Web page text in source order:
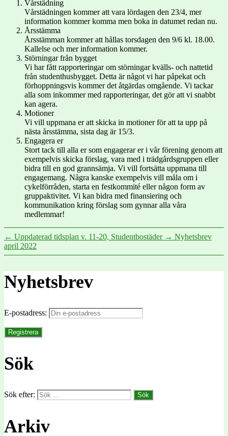
Vårstädning
Vårstädningen kommer att vara lördagen den 23/4, mer
information kommer komma men boka in datumet redan nu.
Årsstämma
Årsstämman kommer att hållas torsdagen den 9/6 kl. 18.00.
Kallelse och mer information kommer.
Störningar från bygget
Vi har fått rapporteringar om störningar kvälls- och nattetid
från studenthusbygget. Detta är något vi har påpekat och
förhoppningsvis kommer det åtgärdas omgående. Vi tackar
alla som inkommer med rapporteringar, det gör att vi snabbt
kan agera.
Motioner
Vi vill uppmana er att skicka in motioner för att ta upp på
nästa årsstämma, sista dag är 15/3.
Engagera er
Stort tack till alla er som engagerar er i vår förening genom att
exempelvis skicka förslag, vara med i trädgårdsgruppen eller
bidra till en god grannsämja. Vi vill fortsätta uppmana till
engagemang. Några kanske exempelvis vill måla om i
cykelförråden, starta en festkommité eller någon form av
gruppaktivitet. Vi kan bidra med finansiering och
kommunikation kring förslag som gynnar alla våra
medlemmar!
← Uppdaterad tidsplan v. 11-20, Studentbostäder → Nyhetsbrev
april 2022
Nyhetsbrev
E-postadress:
Sök
Sök efter:
Arkiv